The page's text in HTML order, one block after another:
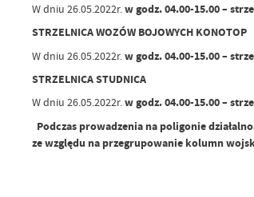
W dniu 26.05.2022r.w godz. 04.00-15.00 –
STRZELNICA WOZÓW BOJOWYCH KONOTOP
W dniu 26.05.2022r. w godz. 04.00-15.00 –
STRZELNICA STUDNICA
W dniu 26.05.2022r.w godz. 04.00-15.00 –
Podczas prowadzenia na poligonie
ze względu na przegrupowanie kolumn